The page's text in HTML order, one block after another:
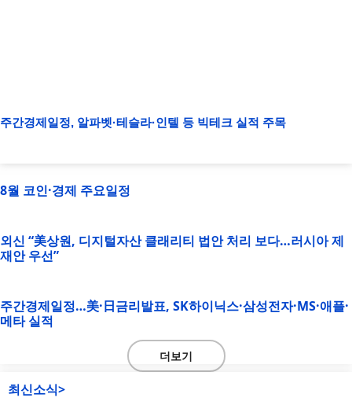
주간경제일정, 알파벳·테슬라·인텔 등 빅테크 실적 주목
8월 코인·경제 주요일정
외신 “美상원, 디지털자산 클래리티 법안 처리 보다…러시아 제
재안 우선”
주간경제일정…美·日금리발표, SK하이닉스·삼성전자·MS·애플·
메타 실적
더보기
최신소식>